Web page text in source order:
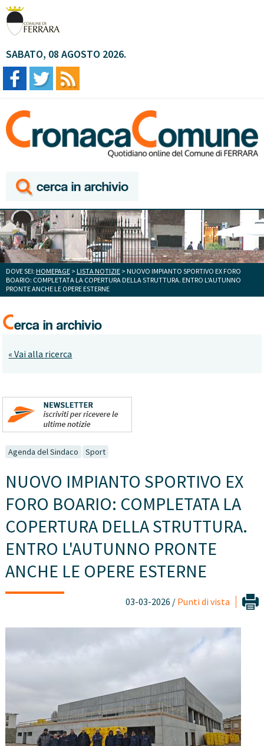
SABATO, 08 AGOSTO 2026.
DOVE SEI: HOMEPAGE > LISTA NOTIZIE > NUOVO IMPIANTO SPORTIVO EX FORO
BOARIO: COMPLETATA LA COPERTURA DELLA STRUTTURA. ENTRO L'AUTUNNO
PRONTE ANCHE LE OPERE ESTERNE
« Vai alla ricerca
Agenda del Sindaco Sport
NUOVO IMPIANTO SPORTIVO EX
FORO BOARIO: COMPLETATA LA
COPERTURA DELLA STRUTTURA.
ENTRO L'AUTUNNO PRONTE
ANCHE LE OPERE ESTERNE
03-03-2026 / Punti di vista